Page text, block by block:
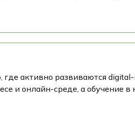
активно развиваются
и онлайн-среде, а обучение